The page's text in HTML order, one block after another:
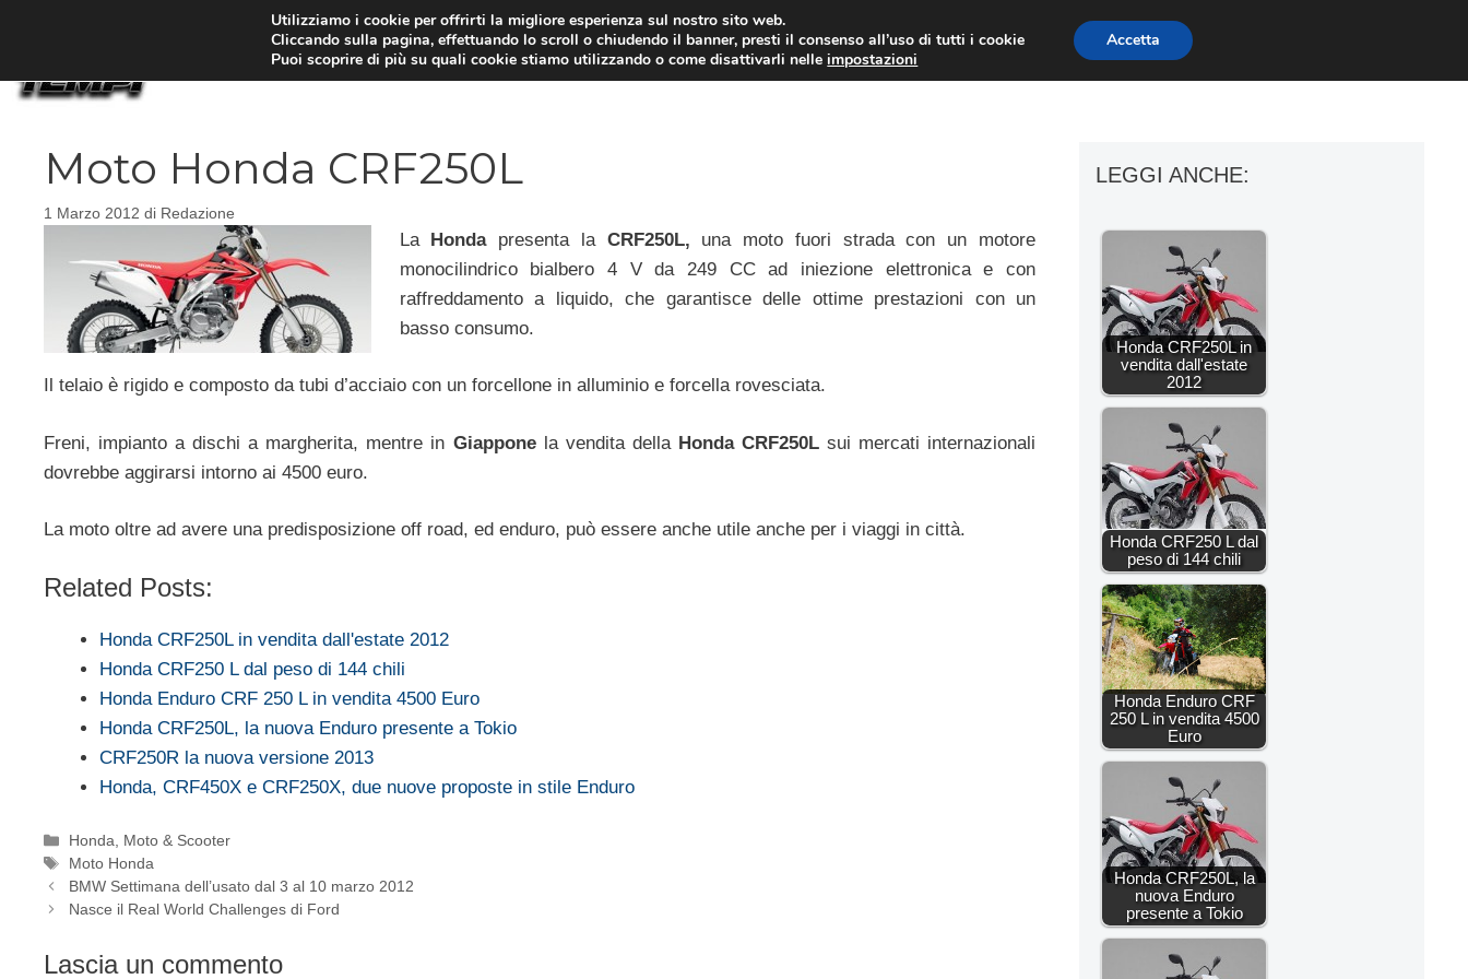
MOTO NEWS ACCESSORI MOTO MOTO GP
Moto Honda CRF250L
1 Marzo 2012 di Redazione
La Hondapresenta la CRF250L, una moto fuori strada con un motore
monocilindrico bialbero 4 V da 249 CC ad iniezione elettronica e con
raffreddamento a liquido, che garantisce delle ottime prestazioni con un
basso consumo.
Il telaio è rigido e composto da tubi d’acciaio con un forcellone in alluminio e forcella rovesciata.
Freni, impianto a dischi a margherita, mentre in Giapponela vendita della Honda CRF250Lsui mercati internazionali
dovrebbe aggirarsi intorno ai 4500 euro.
La moto oltre ad avere una predisposizione off road, ed enduro, può essere anche utile anche per i viaggi in città.
Related Posts:
Honda CRF250L in vendita dall'estate 2012
Honda CRF250 L dal peso di 144 chili
Honda Enduro CRF 250 L in vendita 4500 Euro
Honda CRF250L, la nuova Enduro presente a Tokio
CRF250R la nuova versione 2013
Honda, CRF450X e CRF250X, due nuove proposte in stile Enduro
Categorie
Honda, Moto & Scooter
Tag
Moto Honda
BMW Settimana dell’usato dal 3 al 10 marzo 2012
Nasce il Real World Challenges di Ford
Lascia un commento
LEGGI ANCHE:
Honda CRF250L in
vendita dall'estate
2012
Honda CRF250 L dal
peso di 144 chili
Honda Enduro CRF
250 L in vendita 4500
Euro
Honda CRF250L, la
nuova Enduro
presente a Tokio
Utilizziamo i cookie per offrirti la migliore esperienza sul nostro sito web.
Cliccando sulla pagina, effettuando lo scroll o chiudendo il banner, presti il consenso all’uso di tutti i cookie
Puoi scoprire di più su quali cookie stiamo utilizzando o come disattivarli nelleimpostazioni
Accetta